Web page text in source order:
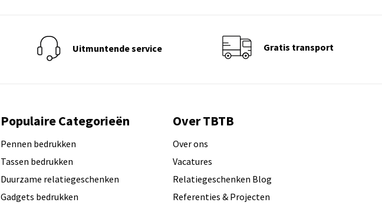
Uitmuntende service Gratis transport
Populaire Categorieën
Pennen bedrukken
Tassen bedrukken
Duurzame relatiegeschenken
Gadgets bedrukken
Over TBTB
Over ons
Vacatures
Relatiegeschenken Blog
Referenties & Projecten